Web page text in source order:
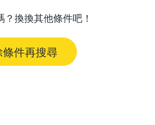
換換其他條件吧！
件再搜尋